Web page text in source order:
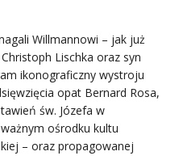
Willmannowi – jak już
Lischka oraz syn
ikonograficzny wystroju
opat Bernard Rosa,
św. Józefa w
ośrodku kultu
– oraz propagowanej